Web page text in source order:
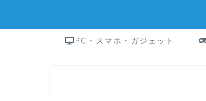
PC・スマホ・ガジェット